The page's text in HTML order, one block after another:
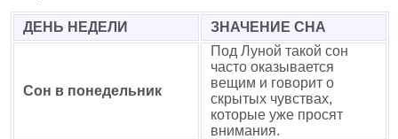
ДЕНЬ НЕДЕЛИ ЗНАЧЕНИЕ СНА
Сон в понедельник
Под Луной такой сон
часто оказывается
вещим и говорит о
скрытых чувствах,
которые уже просят
внимания.